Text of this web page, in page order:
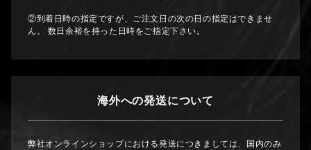
②到着日時の指定ですが、ご注文日の次の日の指定はできませ
ん。 数日余裕を持った日時をご指定下さい。
海外への発送について
弊社オンラインショップにおける発送につきましては、国内のみ